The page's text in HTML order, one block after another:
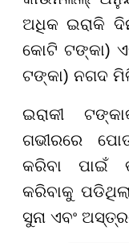
ଅଧିକ ଇରାକି
କୋଟି ଟଙ୍କା)
ଟଙ୍କା) ନଗଦ
ଇରାକୀ
ଗଭୀରରେ
କରିବା ପାଇଁ
କରିବାକୁ
ସୁନା ଏବଂ